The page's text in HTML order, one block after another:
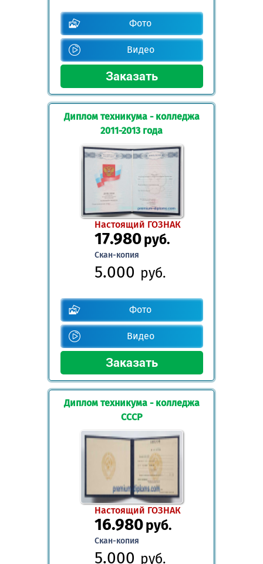
Фото
Видео
Диплом техникума - колледжа
2011-2013 года
Настоящий ГОЗНАК
17.980руб.
Скан-копия
5.000 руб.
Фото
Видео
Диплом техникума - колледжа
СССР
Настоящий ГОЗНАК
16.980руб.
Скан-копия
5.000 руб.